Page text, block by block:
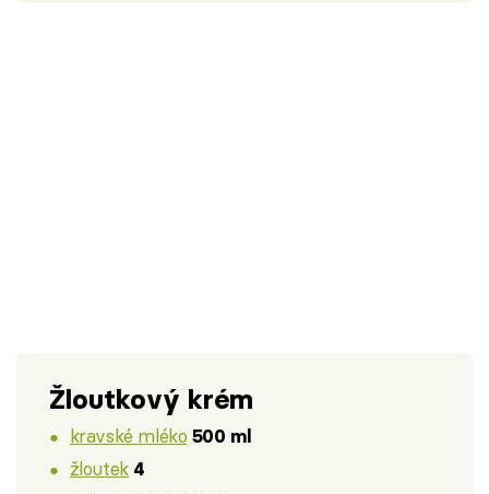
Žloutkový krém
kravské mléko 500 ml
žloutek 4